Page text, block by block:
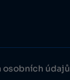
osobních údajů